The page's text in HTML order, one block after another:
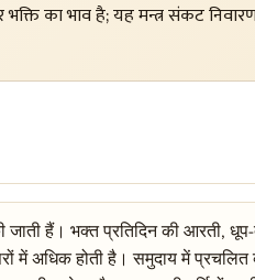
का भाव है; यह मन्त्र संकट
जाती हैं। भक्त प्रतिदिन की
में अधिक होती है। समुदाय में